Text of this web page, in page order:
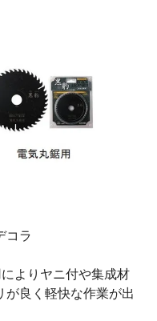
コラ
よりヤニ付や集成材
が良く軽快な作業が出